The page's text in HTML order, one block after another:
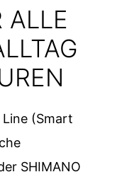
ALLE
(Smart
SHIMANO